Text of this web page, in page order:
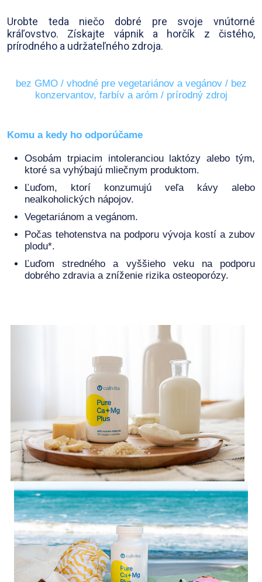
Urobte teda niečo dobré pre svoje vnútorné
kráľovstvo. Získajte vápnik a horčík z čistého,
prírodného a udržateľného zdroja.
bez GMO / vhodné pre vegetariánov a vegánov / bez
konzervantov, farbív a aróm / prírodný zdroj
Komu a kedy ho odporúčame
Osobám trpiacim intoleranciou laktózy alebo tým,
ktoré sa vyhýbajú mliečnym produktom.
Ľuďom, ktorí konzumujú veľa kávy alebo
nealkoholických nápojov.
Vegetariánom a vegánom.
Počas tehotenstva na podporu vývoja kostí a zubov
plodu*.
Ľuďom stredného a vyššieho veku na podporu
dobrého zdravia a zníženie rizika osteoporózy.